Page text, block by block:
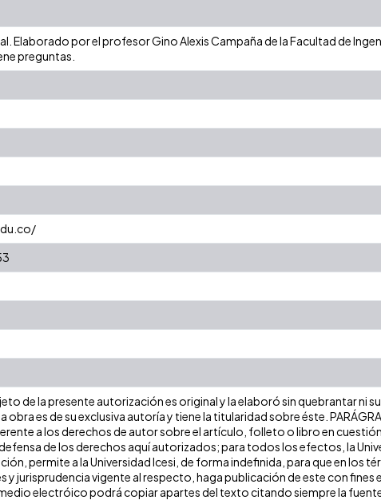
Elaborado por el profesor Gino Alexis Campaña de la Facultad de
preguntas.
de la presente autorización es original y la elaboró sin quebrantar ni
es de su exclusiva autoría y tiene la titularidad sobre éste.
a los derechos de autor sobre el artículo, folleto o libro en cuestión,
de los derechos aquí autorizados; para todos los efectos, la
permite a la Universidad Icesi, de forma indefinida, para que en los
y jurisprudencia vigente al respecto, haga publicación de este con
electróico podrá copiar apartes del texto citando siempre la